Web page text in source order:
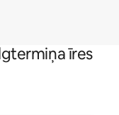
īres